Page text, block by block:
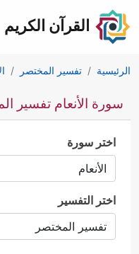
القرآن الكريم
الرئيسية تفسير المختصر
سورة الأنعام تفسير
اختر سورة
اختر التفسير